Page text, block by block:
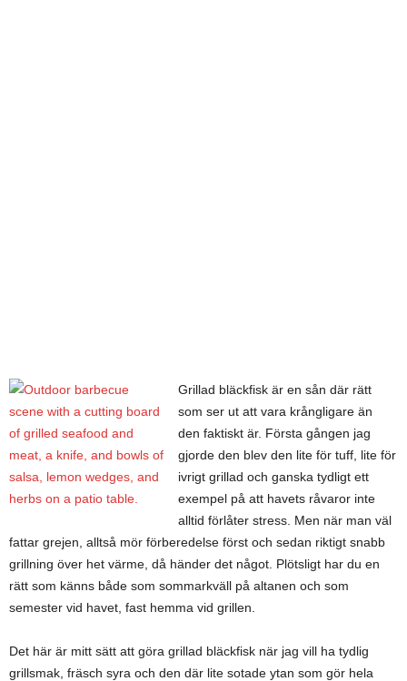
Grillad bläckfisk är en sån där rätt
som ser ut att vara krångligare än
den faktiskt är. Första gången jag
gjorde den blev den lite för tuff, lite för
ivrigt grillad och ganska tydligt ett
exempel på att havets råvaror inte
alltid förlåter stress. Men när man väl
fattar grejen, alltså mör förberedelse först och sedan riktigt snabb
grillning över het värme, då händer det något. Plötsligt har du en
rätt som känns både som sommarkväll på altanen och som
semester vid havet, fast hemma vid grillen.
Det här är mitt sätt att göra grillad bläckfisk när jag vill ha tydlig
grillsmak, fräsch syra och den där lite sotade ytan som gör hela